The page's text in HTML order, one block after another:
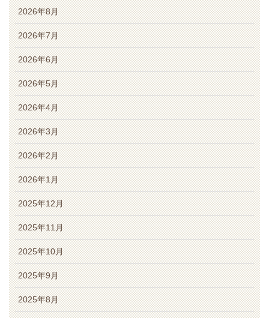
2026年8月
2026年7月
2026年6月
2026年5月
2026年4月
2026年3月
2026年2月
2026年1月
2025年12月
2025年11月
2025年10月
2025年9月
2025年8月